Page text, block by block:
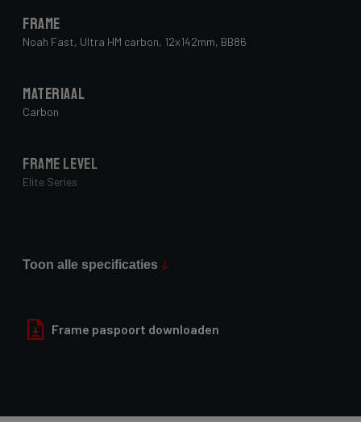
Frame
Noah Fast, Ultra HM carbon, 12x142mm, BB86
Materiaal
Carbon
Frame Level
Elite Series
Blinkend
Toon alle specificaties
Frame paspoort downloaden